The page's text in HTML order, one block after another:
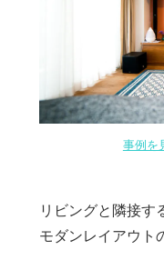
事例を
リビングと隣接す
モダンレイアウト